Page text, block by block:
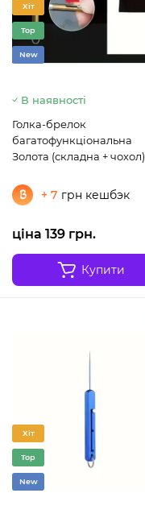
Хіт
Top
New
В наявності
Голка-брелок
багатофункціональна
Золота (складна + чохол)
+ 7 грн кешбэк
ціна 139 грн.
Купити
Хіт
Top
New